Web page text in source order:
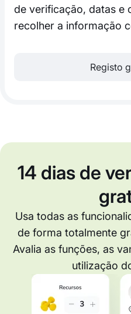
de verificação, datas e
recolher a informação
Registo
14 dias de
Usa todas as
de forma totalmente
Avalia as funções, as
utilização